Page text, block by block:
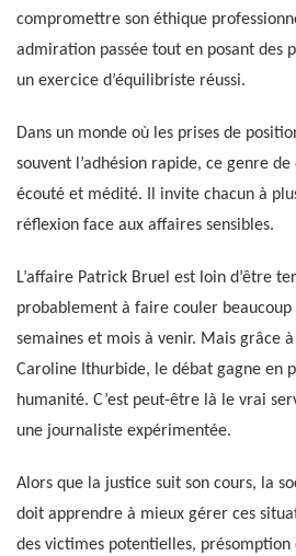
compromettre son éthique
admiration passée tout en posant des
un exercice d’équilibriste réussi.
Dans un monde où les prises de
souvent l’adhésion rapide, ce genre
écouté et médité. Il invite chacun à
réflexion face aux affaires sensibles.
L’affaire Patrick Bruel est loin d’être
probablement à faire couler beaucoup
semaines et mois à venir. Mais grâce
Caroline Ithurbide, le débat gagne en
humanité. C’est peut-être là le vrai
une journaliste expérimentée.
Alors que la justice suit son cours, la
doit apprendre à mieux gérer ces
des victimes potentielles, présomption